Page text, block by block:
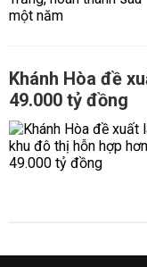
Khánh Hòa đề
49.000 tỷ đồng